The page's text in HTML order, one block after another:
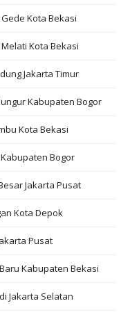
Kota Bekasi
Kota Bekasi
Jakarta Timur
Kabupaten Bogor
Kota Bekasi
Kabupaten Bogor
Jakarta Pusat
Kota Depok
Pusat
Kabupaten Bekasi
Jakarta Selatan